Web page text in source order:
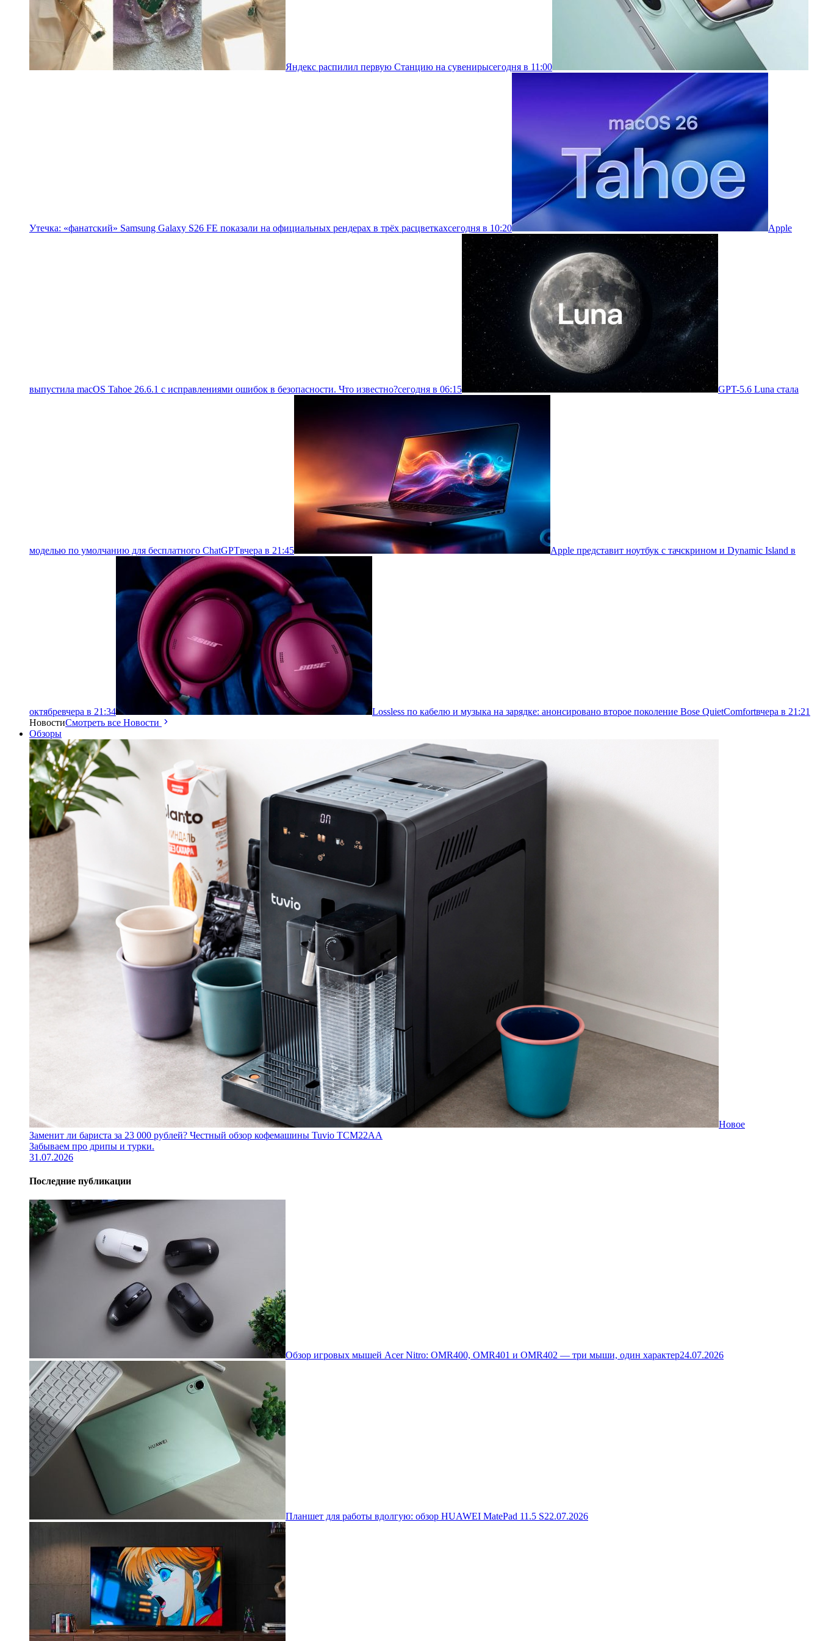
Яндекс распилил первую Станцию на сувенирысегодня в 11:00
Утечка: «фанатский» Samsung Galaxy S26 FE показали на официальных рендерах в трёх расцветкахсегодня в 10:20 Apple
выпустила macOS Tahoe 26.6.1 с исправлениями ошибок в безопасности. Что известно?сегодня в 06:15 GPT-5.6 Luna стала
моделью по умолчанию для бесплатного ChatGPTвчера в 21:45 Apple представит ноутбук с тачскрином и Dynamic Island в
октябревчера в 21:34 Lossless по кабелю и музыка на зарядке: анонсировано второе поколение Bose QuietComfortвчера в 21:21
НовостиСмотреть все Новости
Обзоры
Новое
Заменит ли бариста за 23 000 рублей? Честный обзор кофемашины Tuvio TCM22AA
Забываем про дрипы и турки.
31.07.2026
Последние публикации
Обзор игровых мышей Acer Nitro: OMR400, OMR401 и OMR402 — три мыши, один характер24.07.2026
Планшет для работы вдолгую: обзор HUAWEI MatePad 11.5 S22.07.2026